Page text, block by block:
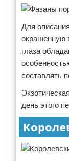
Для
окрашенную
глаза
составлять
день этого